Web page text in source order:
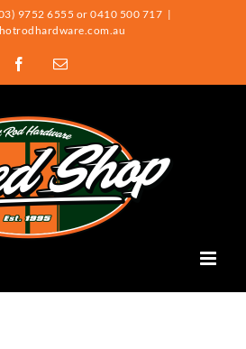
9752 6555 or 0410 500 717 |
FacebookEmail